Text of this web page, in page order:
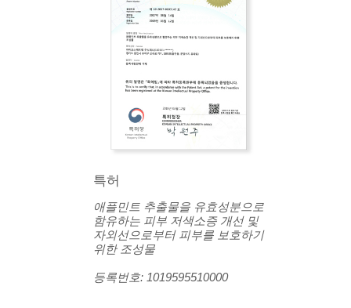
특허
애플민트 추출물을 유효성분으로
함유하는 피부 저색소증 개선 및
자외선으로부터 피부를 보호하기
위한 조성물
등록번호: 1019595510000